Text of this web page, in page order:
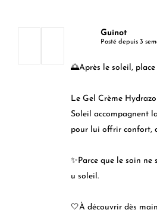
Guinot
Posté depuis 3
🌅Après le soleil,
Le Gel Crème
Soleil accompagnent
pour lui offrir confort,
✨Parce que le soin ne
u soleil.
🤍À découvrir dès